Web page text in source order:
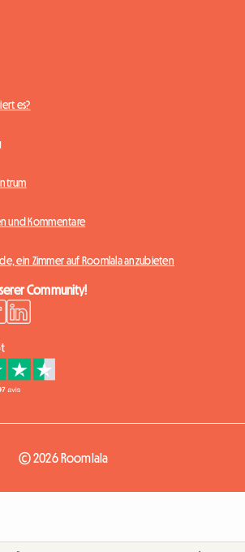
es?
und Kommentare
ein Zimmer auf Roomlala anzubieten
Community!
© 2026 Roomlala